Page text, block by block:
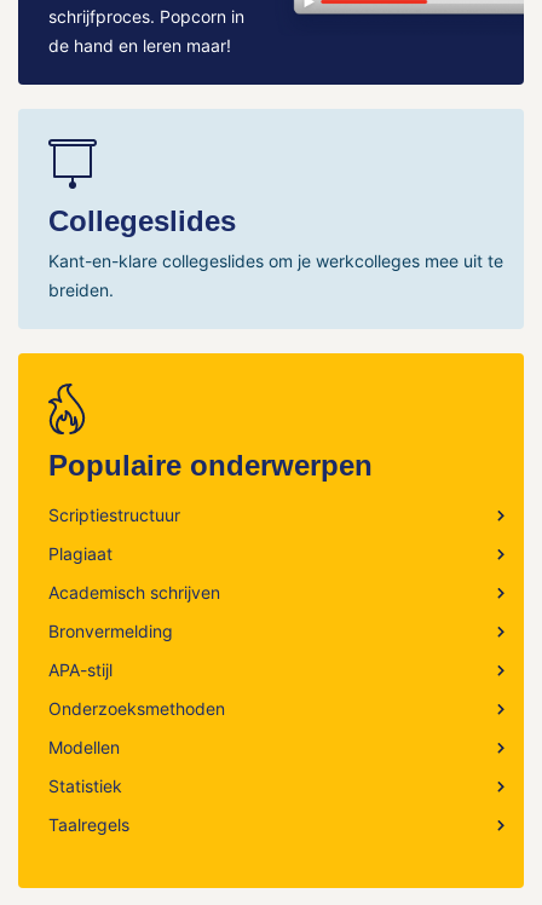
schrijfproces. Popcorn in
de hand en leren maar!
Collegeslides
Kant-en-klare collegeslides om je werkcolleges mee uit te
breiden.
Populaire onderwerpen
Scriptiestructuur
Plagiaat
Academisch schrijven
Bronvermelding
APA-stijl
Onderzoeksmethoden
Modellen
Statistiek
Taalregels